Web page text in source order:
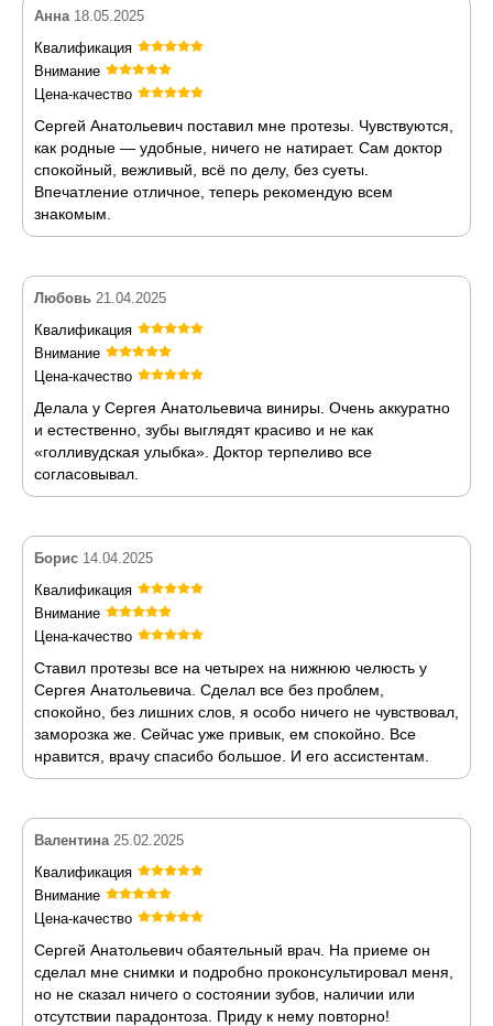
Анна 18.05.2025
Квалификация
Внимание
Цена-качество
Сергей Анатольевич поставил мне протезы. Чувствуются,
как родные — удобные, ничего не натирает. Сам доктор
спокойный, вежливый, всё по делу, без суеты.
Впечатление отличное, теперь рекомендую всем
знакомым.
Любовь 21.04.2025
Квалификация
Внимание
Цена-качество
Делала у Сергея Анатольевича виниры. Очень аккуратно
и естественно, зубы выглядят красиво и не как
«голливудская улыбка». Доктор терпеливо все
согласовывал.
Борис 14.04.2025
Квалификация
Внимание
Цена-качество
Ставил протезы все на четырех на нижнюю челюсть у
Сергея Анатольевича. Сделал все без проблем,
спокойно, без лишних слов, я особо ничего не чувствовал,
заморозка же. Сейчас уже привык, ем спокойно. Все
нравится, врачу спасибо большое. И его ассистентам.
Валентина 25.02.2025
Квалификация
Внимание
Цена-качество
Сергей Анатольевич обаятельный врач. На приеме он
сделал мне снимки и подробно проконсультировал меня,
но не сказал ничего о состоянии зубов, наличии или
отсутствии парадонтоза. Приду к нему повторно!